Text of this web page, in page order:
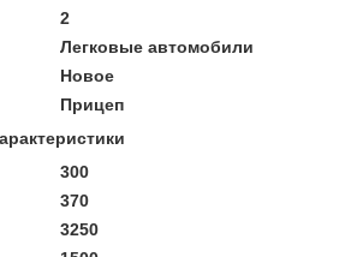
2
Легковые автомобили
Новое
Прицеп
300
370
3250